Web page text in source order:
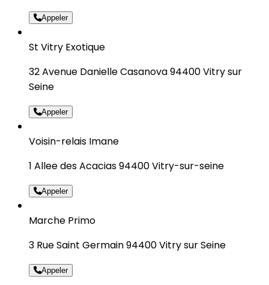
Appeler
St Vitry Exotique
32 Avenue Danielle Casanova 94400 Vitry sur
Seine
Appeler
Voisin-relais Imane
1 Allee des Acacias 94400 Vitry-sur-seine
Appeler
Marche Primo
3 Rue Saint Germain 94400 Vitry sur Seine
Appeler